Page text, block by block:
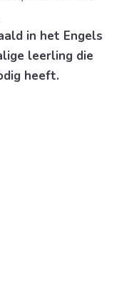
in het Engels
leerling die
heeft.